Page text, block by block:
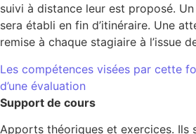
suivi à distance leur est proposé.
sera établi en fin d’itinéraire. Une
remise à chaque stagiaire à l’issue
Les compétences visées par cette
d’une évaluation
Support de cours
Apports théoriques et exercices. Ils